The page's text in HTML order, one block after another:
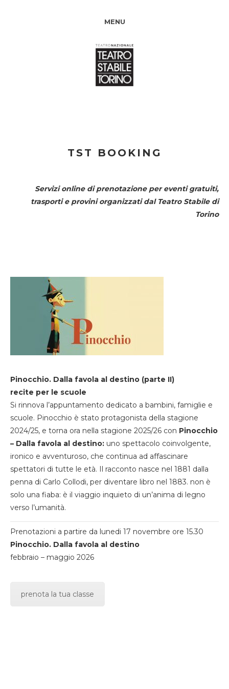
MENU
TST BOOKING
Servizi online di prenotazione per eventi gratuiti,
trasporti e provini organizzati dal Teatro Stabile di
Torino
Pinocchio. Dalla favola al destino (parte II)
recite per le scuole
Si rinnova l’appuntamento dedicato a bambini, famiglie e
scuole. Pinocchio è stato protagonista della stagione
2024/25, e torna ora nella stagione 2025/26 con Pinocchio
– Dalla favola al destino: uno spettacolo coinvolgente,
ironico e avventuroso, che continua ad affascinare
spettatori di tutte le età. Il racconto nasce nel 1881 dalla
penna di Carlo Collodi, per diventare libro nel 1883. non è
solo una fiaba: è il viaggio inquieto di un’anima di legno
verso l’umanità.
Prenotazioni a partire da lunedi 17 novembre ore 15.30
Pinocchio. Dalla favola al destino
febbraio – maggio 2026
prenota la tua classe